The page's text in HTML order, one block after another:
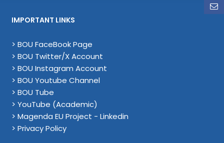
IMPORTANT LINKS
> BOU FaceBook Page
> BOU Twitter/X Account
> BOU Instagram Account
> BOU Youtube Channel
> BOU Tube
> YouTube (Academic)
> Magenda EU Project - Linkedin
> Privacy Policy